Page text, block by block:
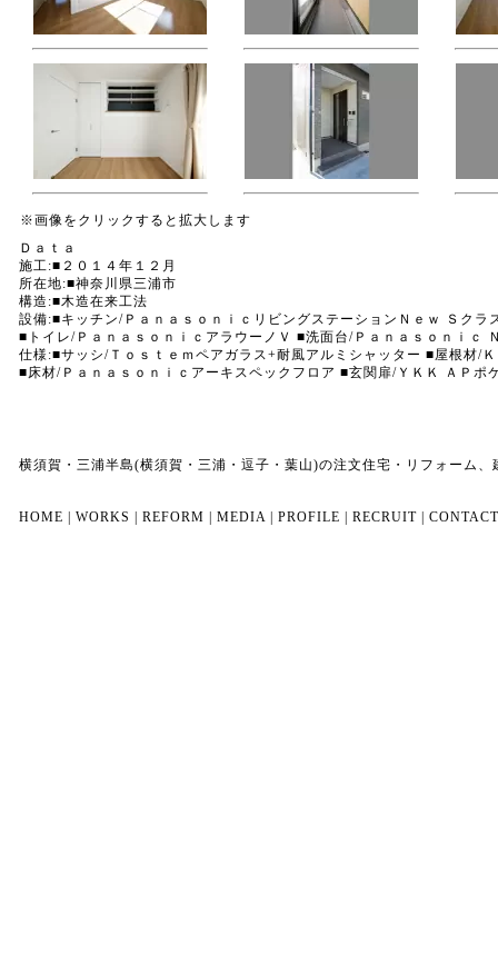
※画像をクリックすると拡大します
Ｄａｔａ
施工:■２０１４年１２月
所在地:■神奈川県三浦市
構造:■木造在来工法
設備:■キッチン/ＰａｎａｓｏｎｉｃリビングステーションＮｅｗ Ｓク
■トイレ/ＰａｎａｓｏｎｉｃアラウーノＶ ■洗面台/Ｐａｎａｓｏｎｉｃ
仕様:■サッシ/Ｔｏｓｔｅｍペアガラス+耐風アルミシャッター ■屋根材/
■床材/Ｐａｎａｓｏｎｉｃアーキスペックフロア ■玄関扉/ＹＫＫ ＡＰポ
横須賀・三浦半島(横須賀・三浦・逗子・葉山)の注文住宅・リフォーム
HOME WORKS REFORM MEDIA PROFILE RECRUIT CONTACT